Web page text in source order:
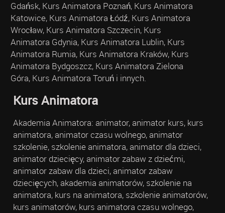
Gdańsk, Kurs Animatora Poznań, Kurs Animatora
Katowice, Kurs Animatora Łódź, Kurs Animatora
Wrocław, Kurs Animatora Szczecin, Kurs
Animatora Gdynia, Kurs Animatora Lublin, Kurs
Animatora Rumia, Kurs Animatora Kraków, Kurs
Animatora Bydgoszcz, Kurs Animatora Zielona
Góra, Kurs Animatora Toruń i innych.
Kurs Animatora
Akademia Animatora: animator, animator kurs, kurs
animatora, animator czasu wolnego, animator
szkolenie, szkolenie animatora, animator dla dzieci,
animator dziecięcy, animator zabaw z dziećmi,
animator zabaw dla dzieci, animator zabaw
dziecięcych, akademia animatorów, szkolenie na
animatora, kurs na animatora, szkolenie animatorów,
kurs animatorów, kurs animatora czasu wolnego,